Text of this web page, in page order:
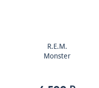
R.E.M.
Monster